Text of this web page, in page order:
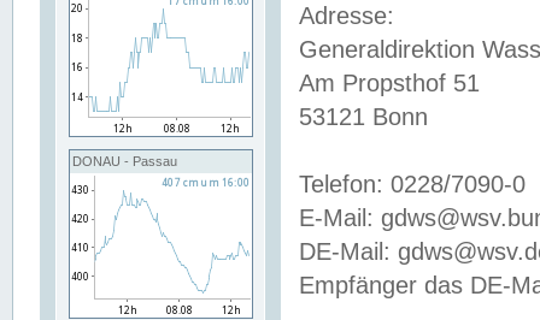
DONAU - Passau
Adresse:
Generaldirektion
Am Propsthof 51
53121 Bonn
Telefon: 0228/7090-0
E-Mail:
DE-Mail:
Empfänger das DE-